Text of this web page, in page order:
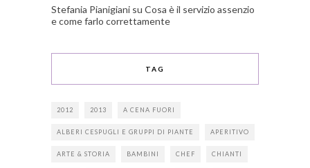
Stefania Pianigiani su Cosa è il servizio assenzio
e come farlo correttamente
TAG
2012 2013 A CENA FUORI
ALBERI CESPUGLI E GRUPPI DI PIANTE APERITIVO
ARTE & STORIA BAMBINI CHEF CHIANTI